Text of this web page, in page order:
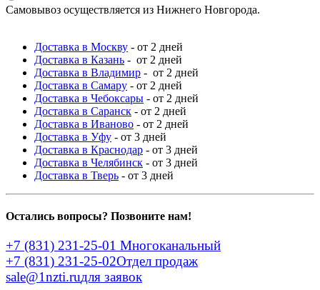
Самовывоз осуществляется из Нижнего Новгорода.
Доставка в Москву - от 2 дней
Доставка в Казань - от 2 дней
Доставка в Владимир - от 2 дней
Доставка в Самару - от 2 дней
Доставка в Чебоксары - от 2 дней
Доставка в Саранск - от 2 дней
Доставка в Иваново - от 2 дней
Доставка в Уфу - от 3 дней
Доставка в Краснодар - от 3 дней
Доставка в Челябинск - от 3 дней
Доставка в Тверь - от 3 дней
Остались вопросы? Позвоните нам!
+7 (831) 231-25-01 Многоканальный
+7 (831) 231-25-02Отдел продаж
sale@1nzti.ruдля заявок